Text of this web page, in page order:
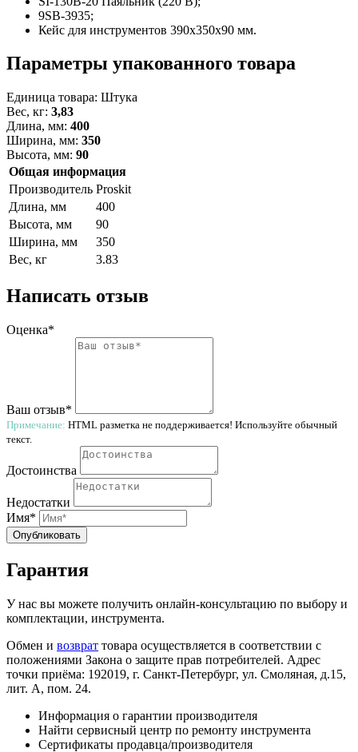
9SB-3935;
Кейс для инструментов 390x350x90 мм.
Параметры упакованного товара
Единица товара: Штука
Вес, кг: 3,83
Длина, мм: 400
Ширина, мм: 350
Высота, мм: 90
Общая информация
Производитель Proskit
Длина, мм
400
Высота, мм
90
Ширина, мм
350
Вес, кг
3.83
Написать отзыв
Оценка*
Ваш отзыв*
Примечание: HTML разметка не поддерживается! Используйте обычный
текст.
Достоинства
Недостатки
Имя*
Опубликовать
Гарантия
У нас вы можете получить онлайн-консультацию по выбору и
комплектации, инструмента.
Обмен и возврат товара осуществляется в соответствии с
положениями Закона о защите прав потребителей. Адрес
точки приёма: 192019, г. Санкт-Петербург, ул. Смоляная, д.15,
лит. А, пом. 24.
Информация о гарантии производителя
Найти сервисный центр по ремонту инструмента
Сертификаты продавца/производителя